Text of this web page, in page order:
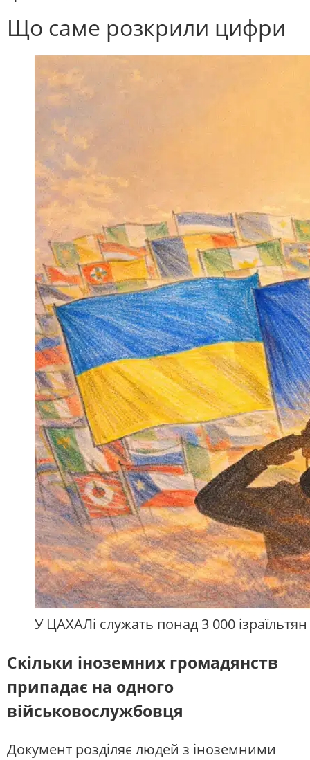
Що саме розкрили цифри
У ЦАХАЛі служать понад 3 000
Скільки іноземних громадянств
припадає на одного
військовослужбовця
Документ розділяє людей з іноземними